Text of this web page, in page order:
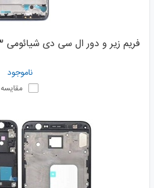
فریم زیر و دور ال سی دی شیائومی XIAOMI POCO X3
ناموجود
مقایسه